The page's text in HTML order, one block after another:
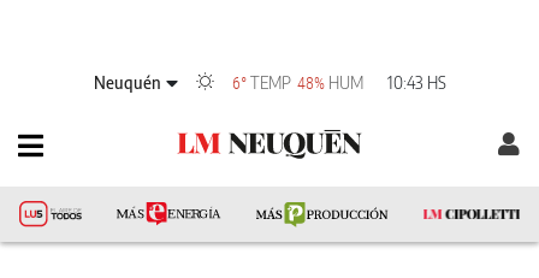
Neuquén 6° TEMP 48% HUM 10:43 HS